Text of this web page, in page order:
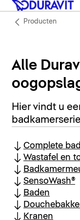
Producten
Alle
Hier vindt u
Complete
Wastafel en
SensoWash®
Baden
Kranen